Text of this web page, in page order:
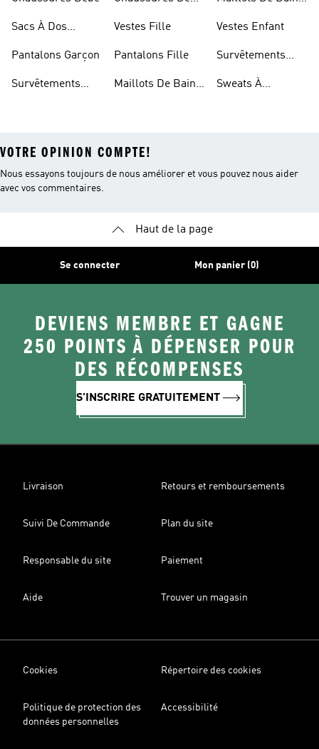
Sacs À Dos
Pantalons Garçon
Survêtements
Vestes Fille
Pantalons Fille
Maillots De Bain
Vestes Enfant
Survêtements
Sweats À
VOTRE OPINION COMPTE!
Nous essayons toujours de nous améliorer et vous pouvez nous aider
avec vos commentaires.
Haut de la page
Se connecter Mon panier (0)
DEVIENS MEMBRE ET GAGNE
250 POINTS À DÉPENSER POUR
DES RÉCOMPENSES
S'INSCRIRE GRATUITEMENT
Livraison Retours et remboursements
Suivi De Commande Plan du site
Responsable du site Paiement
Aide Trouver un magasin
Cookies Répertoire des cookies
Politique de protection des
données personnelles
Accessibilité